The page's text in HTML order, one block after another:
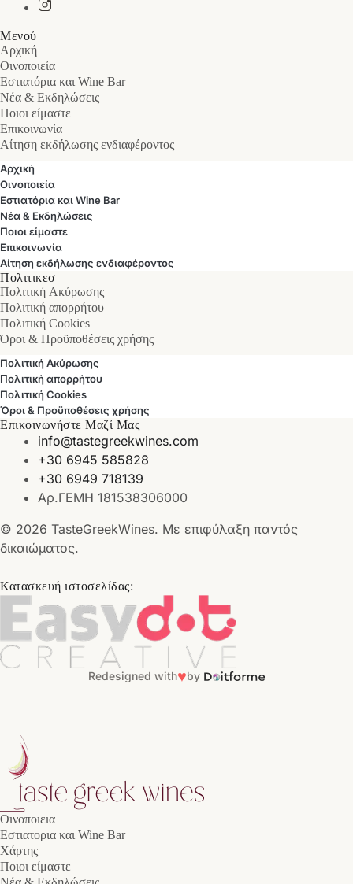
Μενού
Αρχική
Οινοποιεία
Εστιατόρια και Wine Bar
Νέα & Εκδηλώσεις
Ποιοι είμαστε
Επικοινωνία
Αίτηση εκδήλωσης ενδιαφέροντος
Αρχική
Οινοποιεία
Εστιατόρια και Wine Bar
Νέα & Εκδηλώσεις
Ποιοι είμαστε
Επικοινωνία
Αίτηση εκδήλωσης ενδιαφέροντος
Πολιτικεσ
Πολιτική Ακύρωσης
Πολιτική απορρήτου
Πολιτική Cookies
Όροι & Προϋποθέσεις χρήσης
Πολιτική Ακύρωσης
Πολιτική απορρήτου
Πολιτική Cookies
Όροι & Προϋποθέσεις χρήσης
Επικοινωνήστε Μαζί Μας
info@tastegreekwines.com
+30 6945 585828
+30 6949 718139
Αρ.ΓΕΜΗ 181538306000
© 2026 TasteGreekWines. Με επιφύλαξη παντός
δικαιώματος.
Κατασκευή ιστοσελίδας:
Redesigned with♥by
Οινοποιεια
Εστιατορια και Wine Bar
Χάρτης
Ποιοι είμαστε